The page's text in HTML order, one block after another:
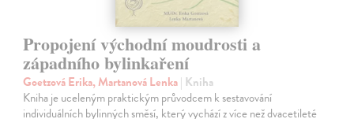
Propojení východní moudrosti a
západního bylinkaření
Goetzová Erika, Martanová Lenka| Kniha
Kniha je uceleným praktickým průvodcem k sestavování
individuálních bylinných směsí, který vychází z více než dvacetileté